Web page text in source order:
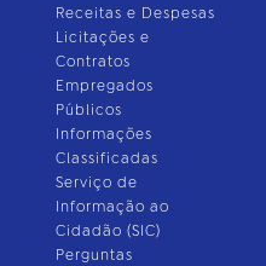
Receitas e Despesas
Licitações e
Contratos
Empregados
Públicos
Informações
Classificadas
Serviço de
Informação ao
Cidadão (SIC)
Perguntas